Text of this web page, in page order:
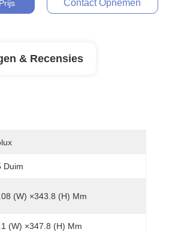
Contact Opnemen
& Recensies
Duim
(W) ×343.8 (H) Mm
(W) ×347.8 (H) Mm